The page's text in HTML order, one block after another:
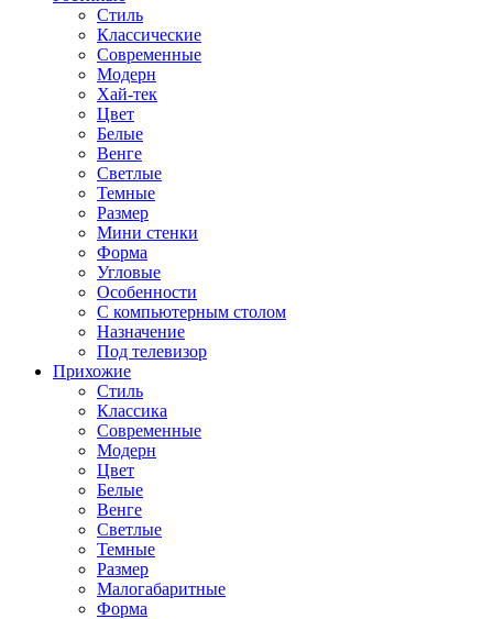
Стиль
Классические
Современные
Модерн
Хай-тек
Цвет
Белые
Венге
Светлые
Темные
Размер
Мини стенки
Форма
Угловые
Особенности
С компьютерным столом
Назначение
Под телевизор
Прихожие
Стиль
Классика
Современные
Модерн
Цвет
Белые
Венге
Светлые
Темные
Размер
Малогабаритные
Форма